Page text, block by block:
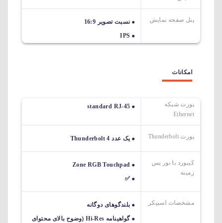
پنل صفحه نمایش
نسبت تصویر 16:9
IPS
امکانات
پورت شبکه
Ethernet
standard RJ-45
پورت Thunderbolt یک عدد Thunderbolt 4
کیبورد با نور پس
زمینه
Zone RGB Touchpad
✅
مشخصات اسپیکر
بلندگوهای دوگانه
گواهینامه Hi-Res (وضوح بالای محتوای